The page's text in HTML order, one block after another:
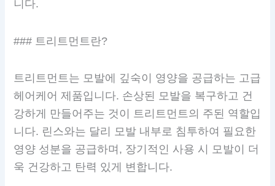
니다.
### 트리트먼트란?
트리트먼트는 모발에 깊숙이 영양을 공급하는 고급
헤어케어 제품입니다. 손상된 모발을 복구하고 건
강하게 만들어주는 것이 트리트먼트의 주된 역할입
니다. 린스와는 달리 모발 내부로 침투하여 필요한
영양 성분을 공급하며, 장기적인 사용 시 모발이 더
욱 건강하고 탄력 있게 변합니다.